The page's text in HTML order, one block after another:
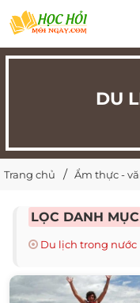
DU
Trang chủ Ẩm thực -
LỌC DANH MỤC
Du lịch trong nước